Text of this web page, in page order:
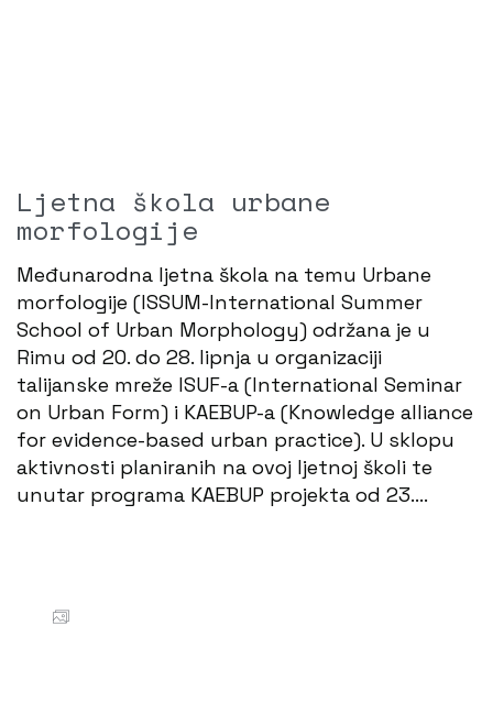
Ljetna škola urbane
morfologije
Međunarodna ljetna škola na temu Urbane
morfologije (ISSUM-International Summer
School of Urban Morphology) održana je u
Rimu od 20. do 28. lipnja u organizaciji
talijanske mreže ISUF-a (International Seminar
on Urban Form) i KAEBUP-a (Knowledge alliance
for evidence-based urban practice). U sklopu
aktivnosti planiranih na ovoj ljetnoj školi te
unutar programa KAEBUP projekta od 23.…